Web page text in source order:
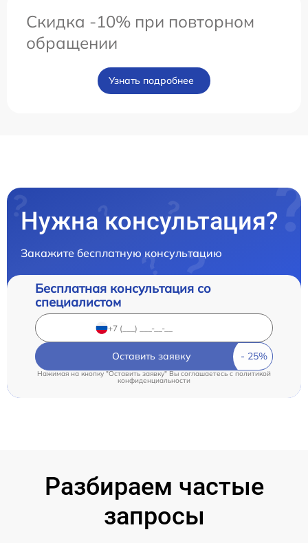
Скидка -10% при повторном
обращении
Узнать подробнее
Нужна консультация?
Закажите бесплатную консультацию
Бесплатная консультация со
специалистом
Оставить заявку
Нажимая на кнопку "Оставить заявку" Вы соглашаетесь c политикой
конфиденциальности
Разбираем частые
запросы